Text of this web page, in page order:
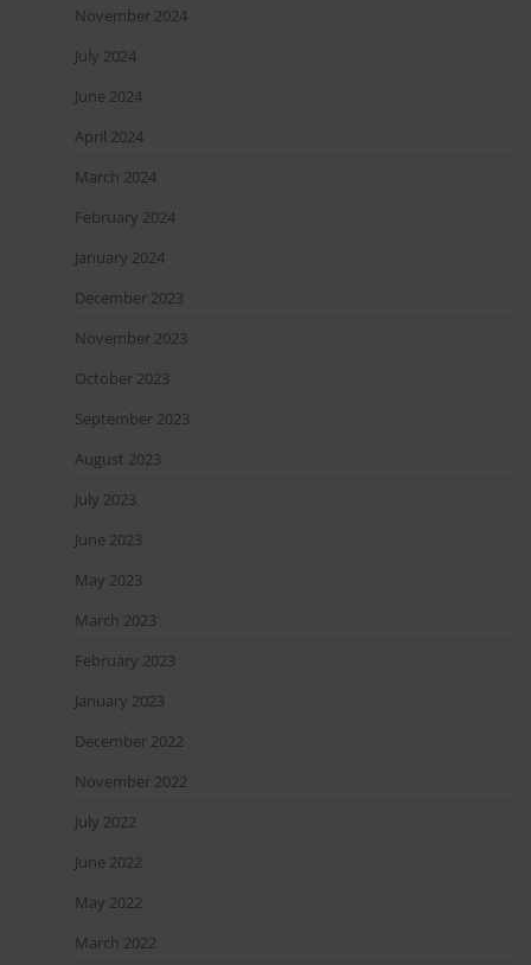
November 2024
July 2024
June 2024
April 2024
March 2024
February 2024
January 2024
December 2023
November 2023
October 2023
September 2023
August 2023
July 2023
June 2023
May 2023
March 2023
February 2023
January 2023
December 2022
November 2022
July 2022
June 2022
May 2022
March 2022